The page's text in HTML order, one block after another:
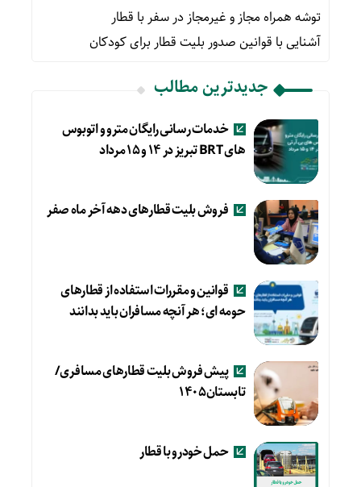
توشه همراه مجاز و غیرمجاز در سفر با قطار
آشنایی با قوانین صدور بلیت قطار برای کودکان
جدیدترین مطالب
خدمات رسانی رایگان مترو و اتوبوس
های BRT تبریز در ۱۴ و ۱۵ مرداد
فروش بلیت قطارهای دهه آخر ماه صفر
قوانین و مقررات استفاده از قطارهای
حومه ای؛ هر آنچه مسافران باید بدانند
پیش فروش بلیت قطارهای مسافری/
تابستان۱۴۰۵
حمل خودرو با قطار